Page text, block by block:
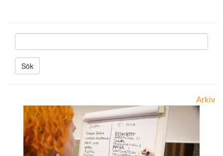
S
ö
k
Arkiv